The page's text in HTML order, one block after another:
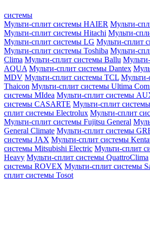
системы
Мульти-сплит системы HAIER Мульти-
Мульти-сплит системы Hitachi Мульти-
Мульти-сплит системы LG Мульти-сплит
Мульти-сплит системы Toshiba Мульти-
Clima Мульти-сплит системы Ballu
AQUA Мульти-сплит системы Dantex
MDV Мульти-сплит системы TCL Мульти-
Thaicon Мульти-сплит системы Ultima
системы MIdea Мульти-сплит системы
системы CASARTE Мульти-сплит
сплит системы Electrolux Мульти-сплит
Мульти-сплит системы Fujitsu General
General Climate Мульти-сплит системы
системы JAX Мульти-сплит системы
системы Mitsubishi Electric Мульти-сплит
Heavy Мульти-сплит системы QuattroClima
системы ROVEX Мульти-сплит системы
сплит системы Tosot